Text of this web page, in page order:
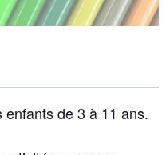
de 3 à 11 ans.